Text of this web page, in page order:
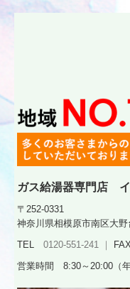
ガス給湯器専門店
〒252-0331
神奈川県相模原市南区大野
TEL0120‐551‐241 ｜
営業時間 8:30～20:00（